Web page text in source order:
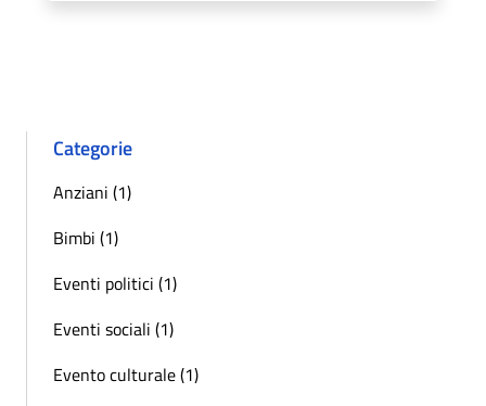
Categorie
Anziani (1)
Bimbi (1)
Eventi politici (1)
Eventi sociali (1)
Evento culturale (1)